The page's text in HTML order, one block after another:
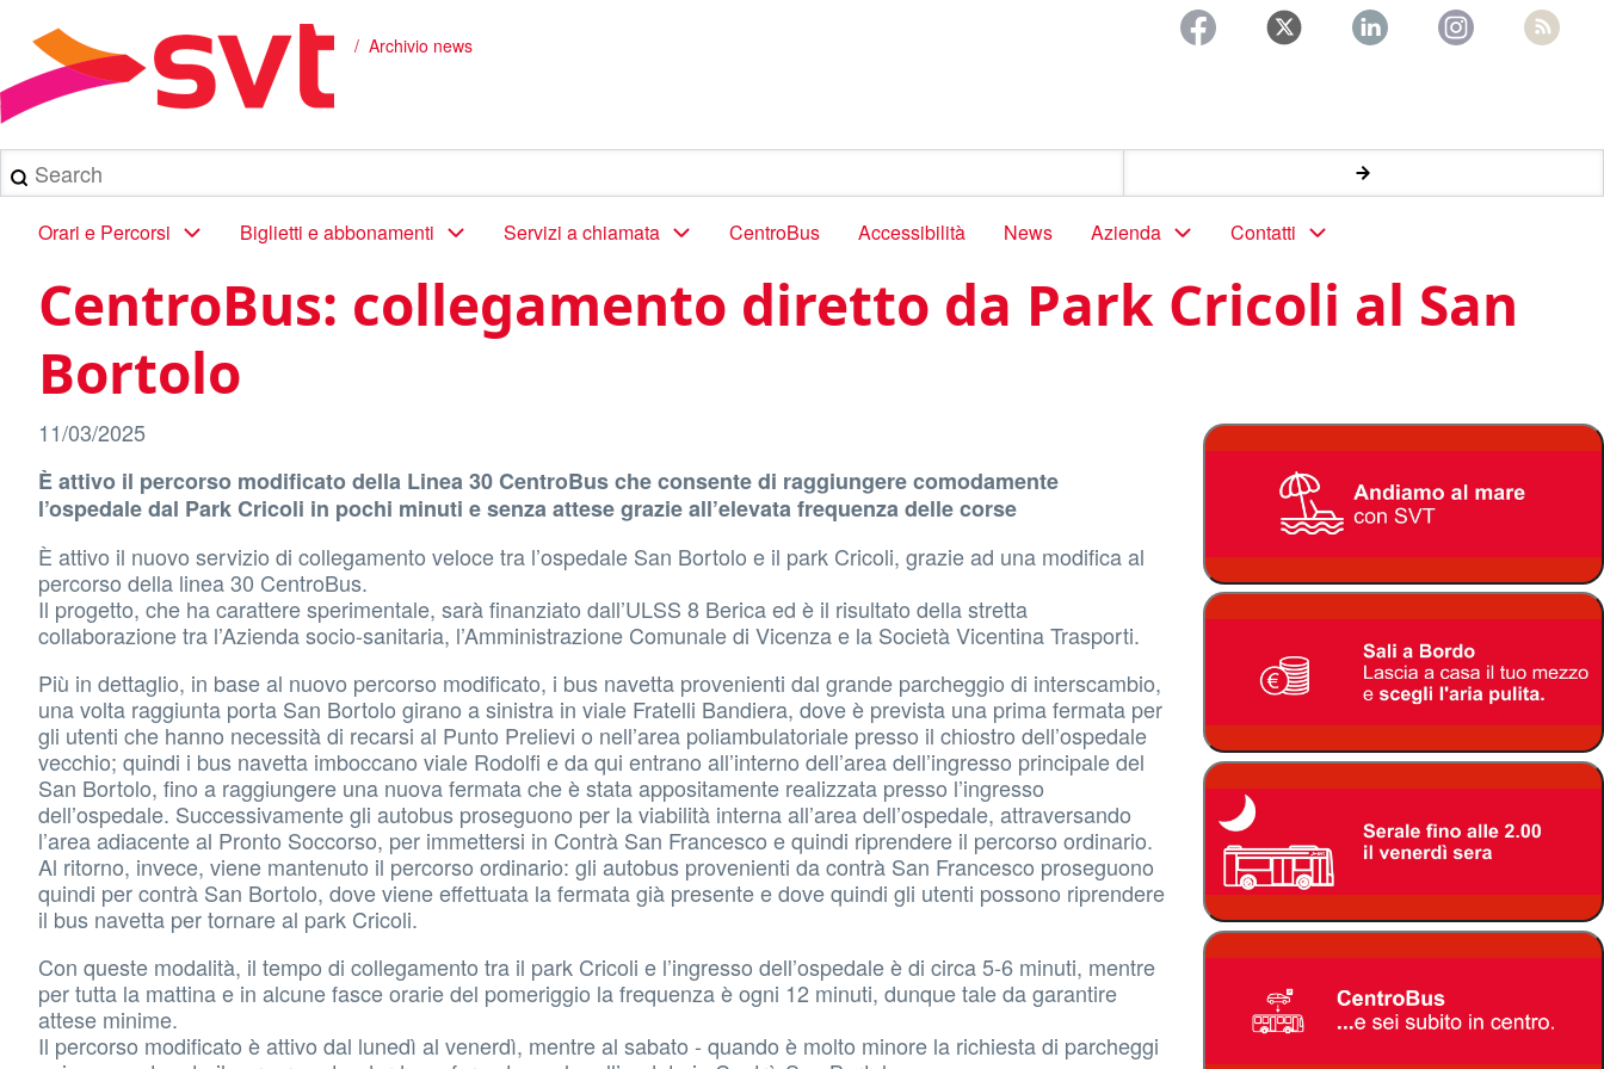
contenuto
principale
Briciole
di
pane
Archivio news
Search
Main
navigation
Orari e Percorsi Biglietti e abbonamenti Servizi a chiamata CentroBus Accessibilità News Azienda Contatti
CentroBus: collegamento diretto da Park Cricoli al San
Bortolo
11/03/2025
È attivo il percorso modificato della Linea 30 CentroBus che consente di raggiungere comodamente
l’ospedale dal Park Cricoli in pochi minuti e senza attese grazie all’elevata frequenza delle corse
È attivo il nuovo servizio di collegamento veloce tra l’ospedale San Bortolo e il park Cricoli, grazie ad una modifica al
percorso della linea 30 CentroBus.
Il progetto, che ha carattere sperimentale, sarà finanziato dall’ULSS 8 Berica ed è il risultato della stretta
collaborazione tra l’Azienda socio-sanitaria, l’Amministrazione Comunale di Vicenza e la Società Vicentina Trasporti.
Più in dettaglio, in base al nuovo percorso modificato, i bus navetta provenienti dal grande parcheggio di interscambio,
una volta raggiunta porta San Bortolo girano a sinistra in viale Fratelli Bandiera, dove è prevista una prima fermata per
gli utenti che hanno necessità di recarsi al Punto Prelievi o nell’area poliambulatoriale presso il chiostro dell’ospedale
vecchio; quindi i bus navetta imboccano viale Rodolfi e da qui entrano all’interno dell’area dell’ingresso principale del
San Bortolo, fino a raggiungere una nuova fermata che è stata appositamente realizzata presso l’ingresso
dell’ospedale. Successivamente gli autobus proseguono per la viabilità interna all’area dell’ospedale, attraversando
l’area adiacente al Pronto Soccorso, per immettersi in Contrà San Francesco e quindi riprendere il percorso ordinario.
Al ritorno, invece, viene mantenuto il percorso ordinario: gli autobus provenienti da contrà San Francesco proseguono
quindi per contrà San Bortolo, dove viene effettuata la fermata già presente e dove quindi gli utenti possono riprendere
il bus navetta per tornare al park Cricoli.
Con queste modalità, il tempo di collegamento tra il park Cricoli e l’ingresso dell’ospedale è di circa 5-6 minuti, mentre
per tutta la mattina e in alcune fasce orarie del pomeriggio la frequenza è ogni 12 minuti, dunque tale da garantire
attese minime.
Il percorso modificato è attivo dal lunedì al venerdì, mentre al sabato - quando è molto minore la richiesta di parcheggi